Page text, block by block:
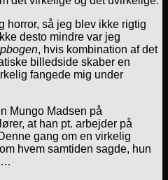
horror, så jeg blev ikke rigtig
desto mindre var jeg
, hvis kombination af det
billedside skaber en
fangede mig under
Mungo Madsen på
at han pt. arbejder på
gang om en virkelig
hvem samtiden sagde, hun
…